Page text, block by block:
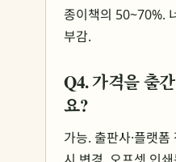
종이책의 50~70%.
부감.
Q4. 가격을 출
요?
가능. 출판사·플랫